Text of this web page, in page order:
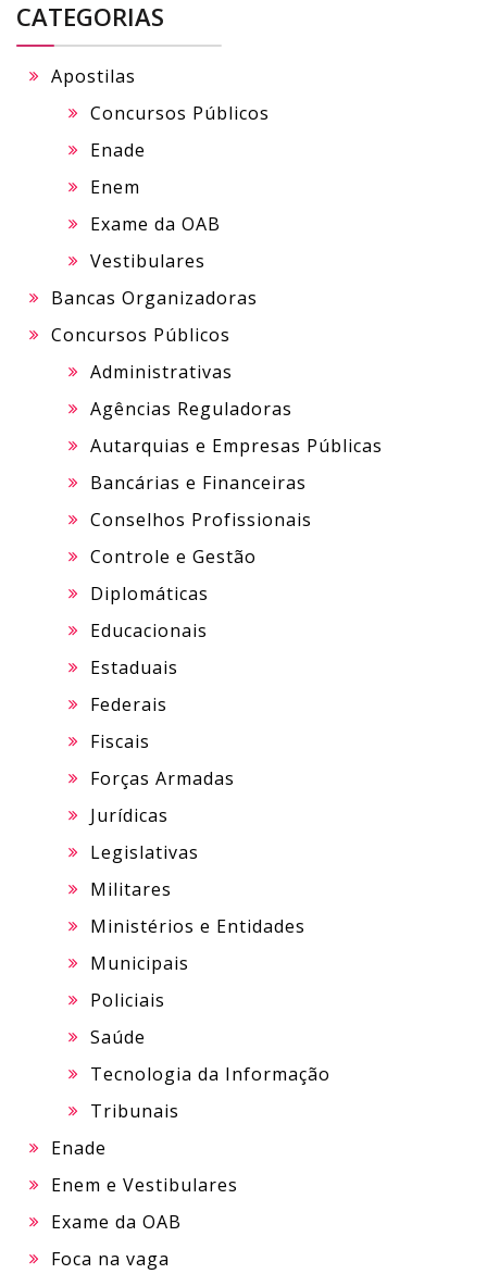
CATEGORIAS
Apostilas
Concursos Públicos
Enade
Enem
Exame da OAB
Vestibulares
Bancas Organizadoras
Concursos Públicos
Administrativas
Agências Reguladoras
Autarquias e Empresas Públicas
Bancárias e Financeiras
Conselhos Profissionais
Controle e Gestão
Diplomáticas
Educacionais
Estaduais
Federais
Fiscais
Forças Armadas
Jurídicas
Legislativas
Militares
Ministérios e Entidades
Municipais
Policiais
Saúde
Tecnologia da Informação
Tribunais
Enade
Enem e Vestibulares
Exame da OAB
Foca na vaga